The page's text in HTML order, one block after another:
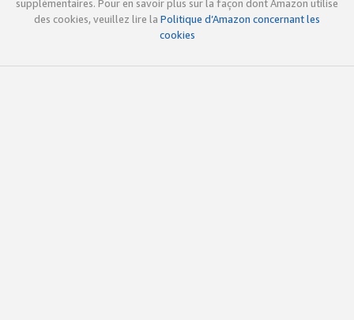
supplémentaires. Pour en savoir plus sur la façon dont Amazon utilise
des cookies, veuillez lire la Politique d’Amazon concernant les
cookies